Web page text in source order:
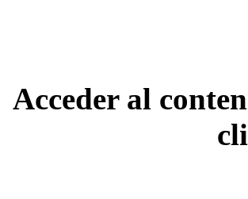
Acceder al